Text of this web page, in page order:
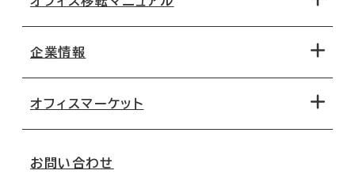
地図から探す
路線・駅から探す
移転コストシミュレーション
移転スケジュール
オフィス移転Q&A
企業情報
オフィスマーケット
お問い合わせ